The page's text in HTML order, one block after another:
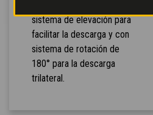
sistema de elevación para
facilitar la descarga y con
sistema de rotación de
180° para la descarga
trilateral.